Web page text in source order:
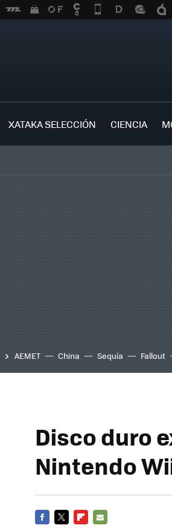
XATAKA SELECCIÓN CIENCIA
AEMET China Sequía Fallout
Disco duro
Nintendo